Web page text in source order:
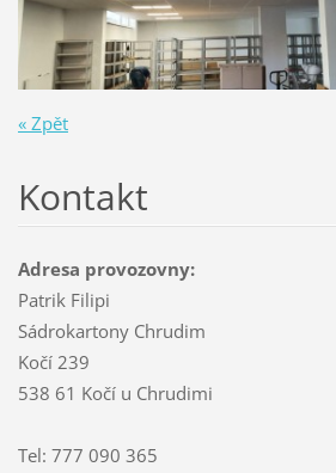
« Zpět
Kontakt
Adresa provozovny:
Patrik Filipi
Sádrokartony Chrudim
Kočí 239
538 61 Kočí u Chrudimi
Tel: 777 090 365